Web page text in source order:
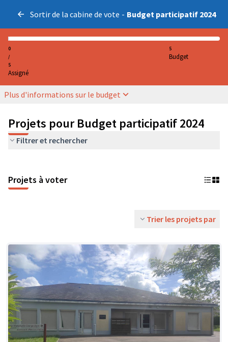
Sortir de la cabine de vote - Budget participatif 2024
0
/
5
Assigné
5
Budget
Plus d'informations sur le budget
Projets pour Budget participatif 2024
Filtrer et rechercher
Projets à voter
Trier les projets par